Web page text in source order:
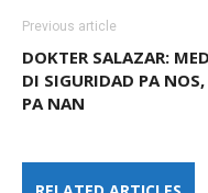
Previous article
DOKTER SALAZAR:
DI SIGURIDAD PA
PA NAN